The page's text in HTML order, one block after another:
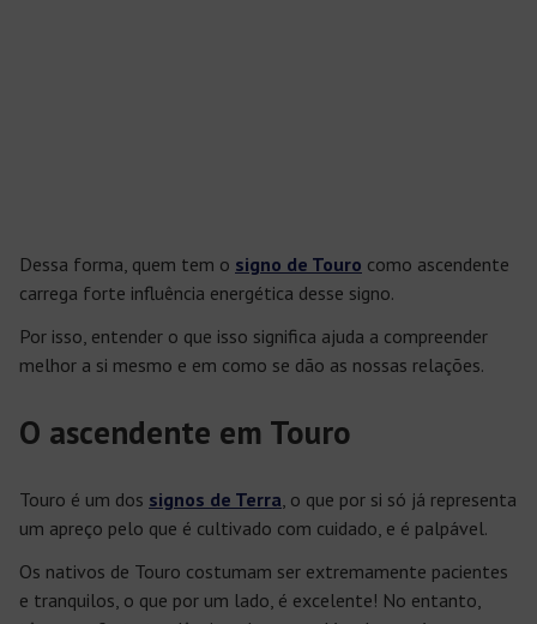
Dessa forma, quem tem o signo de Touro como ascendente
carrega forte influência energética desse signo.
Por isso, entender o que isso significa ajuda a compreender
melhor a si mesmo e em como se dão as nossas relações.
O ascendente em Touro
Touro é um dos signos de Terra, o que por si só já representa
um apreço pelo que é cultivado com cuidado, e é palpável.
Os nativos de Touro costumam ser extremamente pacientes
e tranquilos, o que por um lado, é excelente! No entanto,